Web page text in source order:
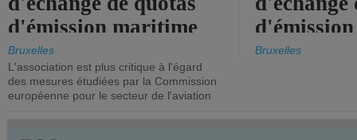
d'émission maritime
de l'UE.
Bruxelles
L'association est plus critique à l'égard
des mesures étudiées par la Commission
européenne pour le secteur de l'aviation
timide,
Bruxelles